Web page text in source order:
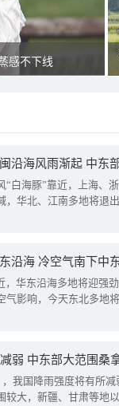
感不下线
沿海风雨渐起 中东
“白海豚”靠近，上海、
华北、江南多地将退出
沿海 冷空气南下中
，华东沿海多地将迎强
影响，今天东北多地将
我国降雨强度将有所
较大，新疆、甘肃等地